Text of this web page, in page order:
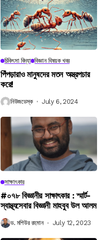
চিকিৎসা বিদ্যা বিজ্ঞান বিষয়ক খবর
পিঁপড়ারাও মানুষদের মতন অস্ত্রপচার
করে!
নিউজডেস্ক July 6, 2024
সাক্ষাৎকার
#০৭৮ বিজ্ঞানীর সাক্ষাৎকার : স্মার্ট-
স্বাস্থ্যসেবার বিজ্ঞানী মাহবুব উল আলম
ড. মশিউর রহমান July 12, 2023